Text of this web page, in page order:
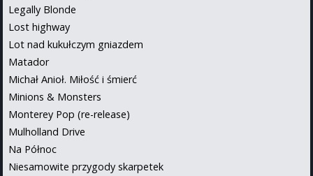
Legally Blonde
Lost highway
Lot nad kukułczym gniazdem
Matador
Michał Anioł. Miłość i śmierć
Minions & Monsters
Monterey Pop (re-release)
Mulholland Drive
Na Północ
Niesamowite przygody skarpetek